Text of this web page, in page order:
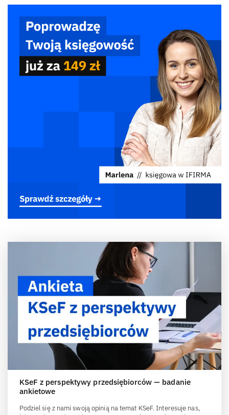
KSeF z perspektywy przedsiębiorców — badanie
ankietowe
Podziel się z nami swoją opinią na temat KSeF. Interesuje nas,